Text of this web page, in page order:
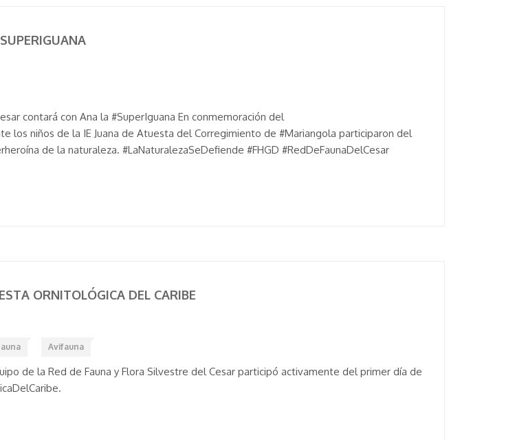
contará con Ana la #SuperIguana En conmemoración del
los niños de la IE Juana de Atuesta del Corregimiento de #Mariangola participaron del
de la naturaleza. #LaNaturalezaSeDefiende #FHGD #RedDeFaunaDelCesar
ORNITOLÓGICA DEL CARIBE
Avifauna
de la Red de Fauna y Flora Silvestre del Cesar participó activamente del primer día de